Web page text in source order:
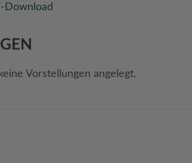
Download
Vorstellungen angelegt.